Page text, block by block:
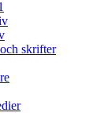
skrifter